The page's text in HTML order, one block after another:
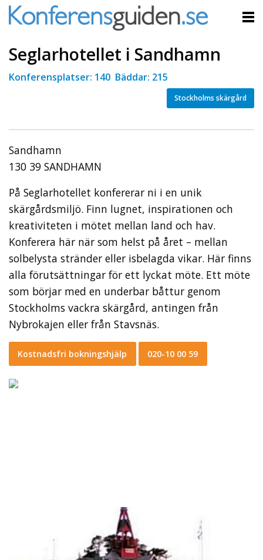
Seglarhotellet i Sandhamn
Konferensplatser: 140 Bäddar: 215
Stockholms skärgård
Sandhamn
130 39 SANDHAMN
På Seglarhotellet konfererar ni i en unik
skärgårdsmiljö. Finn lugnet, inspirationen och
kreativiteten i mötet mellan land och hav.
Konferera här när som helst på året – mellan
solbelysta stränder eller isbelagda vikar. Här finns
alla förutsättningar för ett lyckat möte. Ett möte
som börjar med en underbar båttur genom
Stockholms vackra skärgård, antingen från
Nybrokajen eller från Stavsnäs.
Kostnadsfri bokningshjälp 020-10 00 59